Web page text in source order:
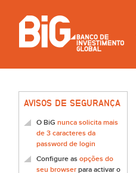
AVISOS DE SEGURANÇA
O BiG nunca solicita mais
de 3 caracteres da
password de login
Configure as opções do
seu browser para activar o